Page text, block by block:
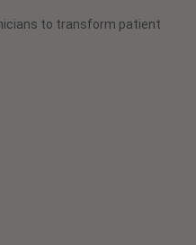
to transform patient